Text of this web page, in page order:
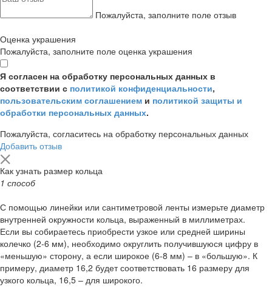
Пожалуйста, заполните поле отзыв
Оценка украшения
Пожалуйста, заполните поле оценка украшения
Я согласен на обработку персональных данных в
соответствии с политикой конфиденциальности,
пользовательским соглашением и политикой защиты и
обработки персональных данных.
Пожалуйста, согласитесь на обработку персональных данных
Добавить отзыв
Как узнать размер кольца
1 способ
С помощью линейки или сантиметровой ленты измерьте диаметр
внутренней окружности кольца, выраженный в миллиметрах.
Если вы собираетесь приобрести узкое или средней ширины
колечко (2-6 мм), необходимо округлить получившуюся цифру в
«меньшую» сторону, а если широкое (6-8 мм) – в «большую». К
примеру, диаметр 16,2 будет соответствовать 16 размеру для
узкого кольца, 16,5 – для широкого.